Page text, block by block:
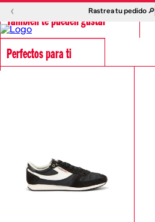
‹ Rastrea tu pedido 🔎
También te pueden gustar
Perfectos para ti